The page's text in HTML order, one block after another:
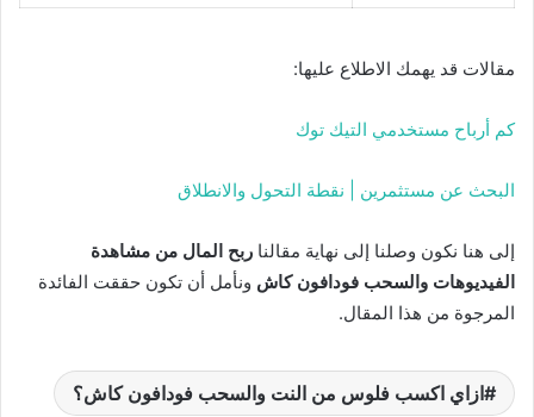
مقالات قد يهمك الاطلاع عليها:
كم أرباح مستخدمي التيك توك
البحث عن مستثمرين | نقطة التحول والانطلاق
إلى هنا نكون وصلنا إلى نهاية مقالنا ربح المال من مشاهدة
الفيديوهات والسحب فودافون كاش ونأمل أن تكون حققت الفائدة
المرجوة من هذا المقال.
ازاي اكسب فلوس من النت والسحب فودافون كاش؟